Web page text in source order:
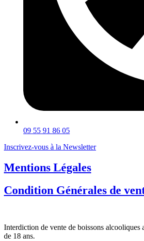
09 55 91 86 05
Inscrivez-vous à la Newsletter
Mentions Légales
Condition Générales de
Interdiction de vente de boissons alcooliques
de 18 ans.